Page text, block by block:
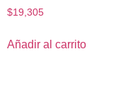
$19,305
Añadir al carrito